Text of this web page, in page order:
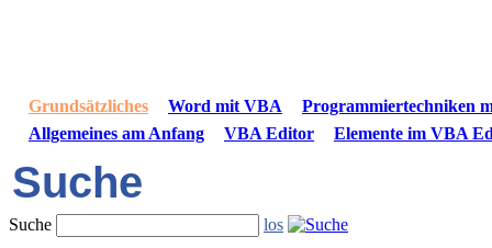
Grundsätzliches Word mit VBA
Programmiertechniken
Allgemeines am Anfang
VBA Editor Elemente im VBA
Suche
Suche los